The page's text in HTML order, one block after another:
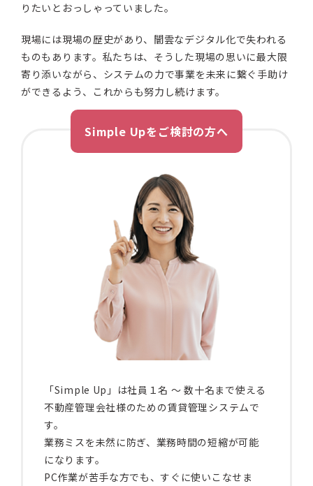
りたいとおっしゃっていました。
現場には現場の歴史があり、闇雲なデジタル化で失われる
ものもあります。私たちは、そうした現場の思いに最大限
寄り添いながら、システムの力で事業を未来に繋ぐ手助け
ができるよう、これからも努力し続けます。
Simple Upをご検討の方へ
「Simple Up」は社員１名 〜 数十名まで使える
不動産管理会社様のための賃貸管理システムで
す。
業務ミスを未然に防ぎ、業務時間の短縮が可能
になります。
PC作業が苦手な方でも、すぐに使いこなせま